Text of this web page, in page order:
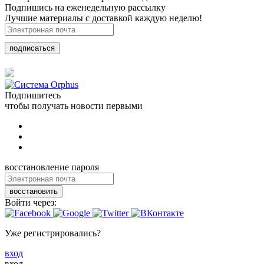
Подпишись на еженедельную рассылку
Лучшие материалы с доставкой каждую неделю!
подписаться
Подпишитесь
чтобы получать новости первыми
восстановление пароля
восстановить
Войти через:
Уже регистрировались?
вход